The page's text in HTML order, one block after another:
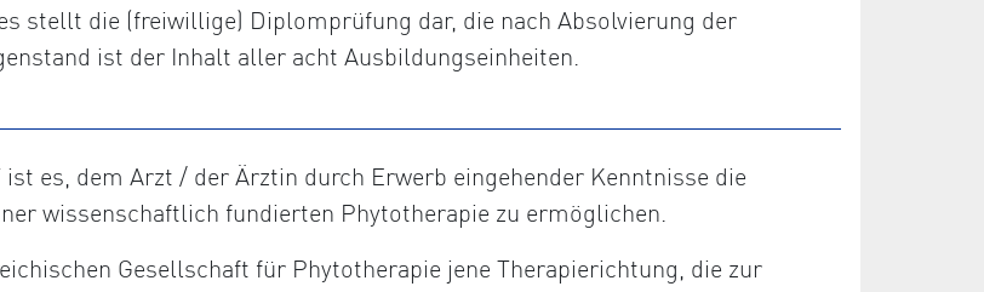
stellt die (freiwillige) Diplomprüfung dar, die nach Absolvierung der
ist der Inhalt aller acht Ausbildungseinheiten.
es, dem Arzt / der Ärztin durch Erwerb eingehender Kenntnisse die
wissenschaftlich fundierten Phytotherapie zu ermöglichen.
Gesellschaft für Phytotherapie jene Therapierichtung, die zur